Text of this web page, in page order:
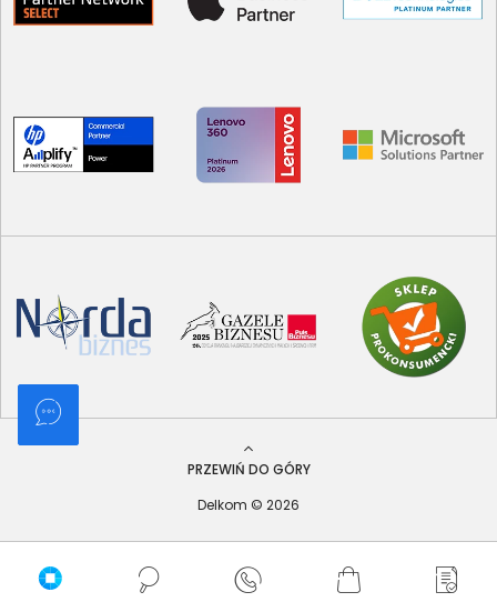
PRZEWIŃ DO GÓRY
Delkom © 2026